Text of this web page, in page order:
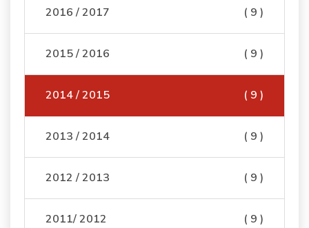
2016 / 2017 ( 9 )
2015 / 2016 ( 9 )
2014 / 2015 ( 9 )
2013 / 2014 ( 9 )
2012 / 2013 ( 9 )
2011/ 2012 ( 9 )